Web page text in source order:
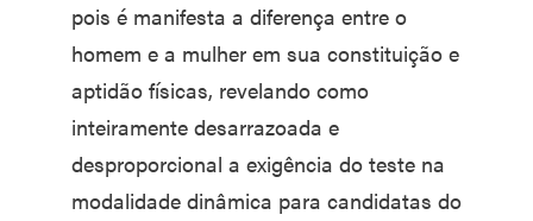
pois é manifesta a diferença entre o
homem e a mulher em sua constituição e
aptidão físicas, revelando como
inteiramente desarrazoada e
desproporcional a exigência do teste na
modalidade dinâmica para candidatas do